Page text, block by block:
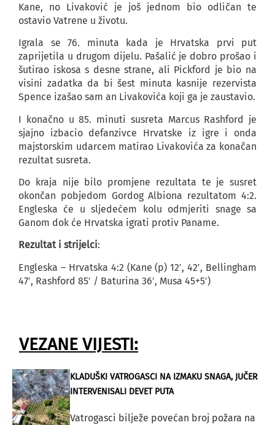
Kane, no Livaković je još jednom bio odličan te
ostavio Vatrene u životu.
Igrala se 76. minuta kada je Hrvatska prvi put
zaprijetila u drugom dijelu. Pašalić je dobro prošao i
šutirao iskosa s desne strane, ali Pickford je bio na
visini zadatka da bi šest minuta kasnije rezervista
Spence izašao sam an Livakovića koji ga je zaustavio.
I konačno u 85. minuti susreta Marcus Rashford je
sjajno izbacio defanzivce Hrvatske iz igre i onda
majstorskim udarcem matirao Livakovića za konačan
rezultat susreta.
Do kraja nije bilo promjene rezultata te je susret
okončan pobjedom Gordog Albiona rezultatom 4:2.
Engleska će u sljedećem kolu odmjeriti snage sa
Ganom dok će Hrvatska igrati protiv Paname.
Rezultat i strijelci:
Engleska – Hrvatska 4:2 (Kane (p) 12′, 42′, Bellingham
47′, Rashford 85′ / Baturina 36′, Musa 45+5′)
VEZANE VIJESTI:
KLADUŠKI VATROGASCI NA IZMAKU SNAGA, JUČER
INTERVENISALI DEVET PUTA
Vatrogasci bilježe povećan broj požara na